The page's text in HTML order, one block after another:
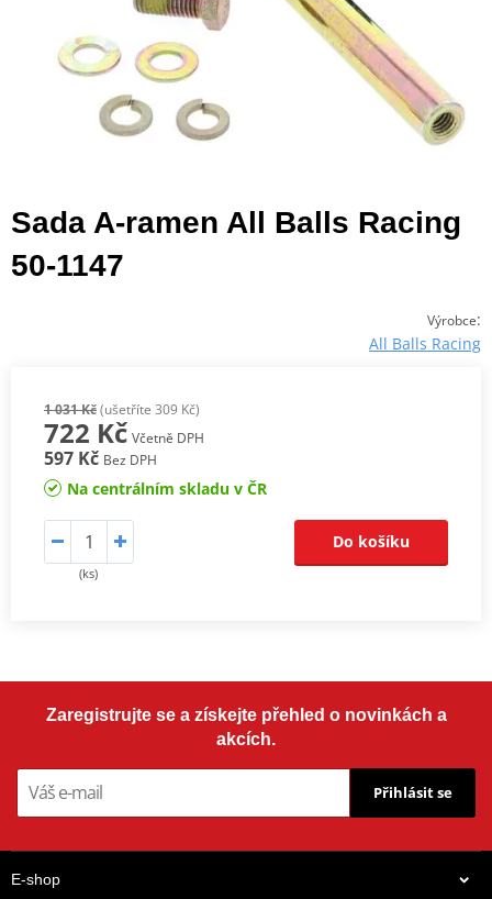
Sada A-ramen All Balls Racing
50-1147
Výrobce:
All Balls Racing
1 031 Kč(ušetříte 309 Kč)
722 Kč Včetně DPH
597 Kč Bez DPH
Na centrálním skladu v ČR
(ks)
Do košíku
Zaregistrujte se a získejte přehled o novinkách a
akcích.
Přihlásit se
E-shop